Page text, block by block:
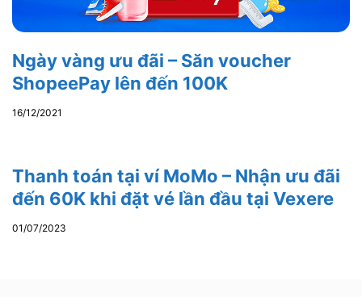
Ngày vàng ưu đãi – Săn voucher
ShopeePay lên đến 100K
16/12/2021
Thanh toán tại ví MoMo – Nhận ưu đãi
đến 60K khi đặt vé lần đầu tại Vexere
01/07/2023